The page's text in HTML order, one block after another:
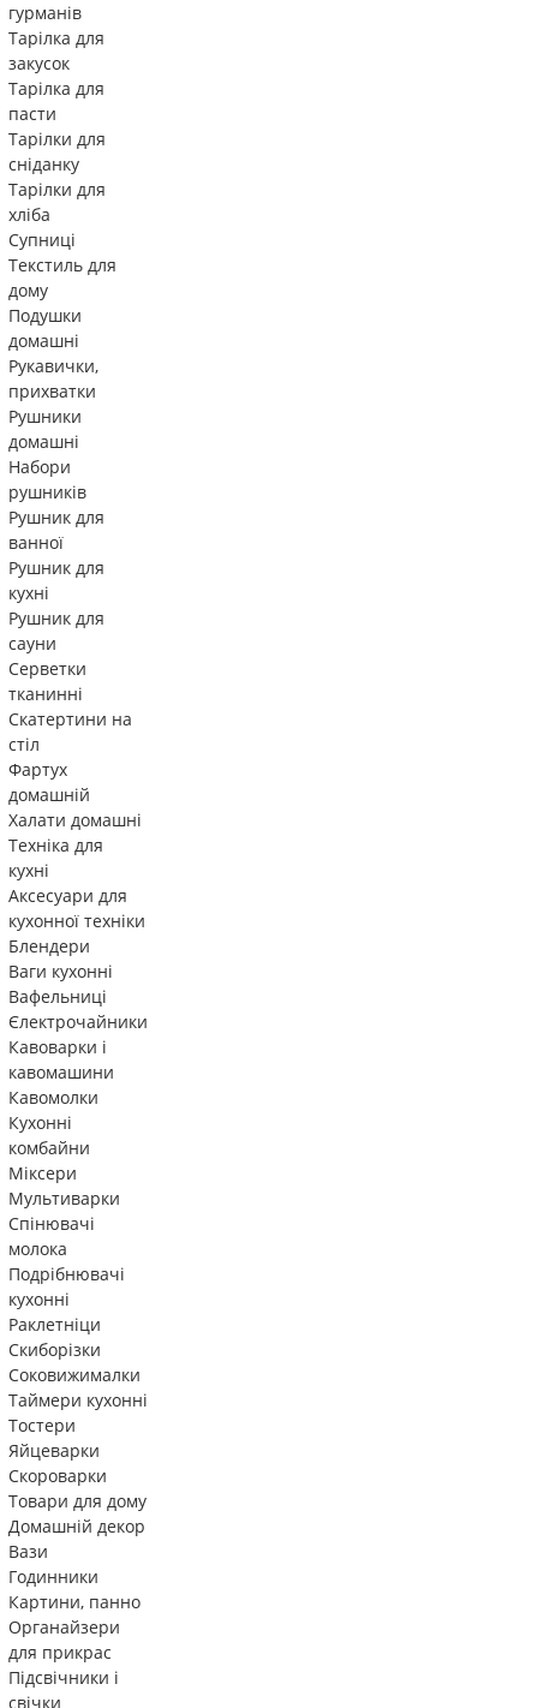
гурманів
Тарілка для
закусок
Тарілка для
пасти
Тарілки для
сніданку
Тарілки для
хліба
Супниці
Текстиль для
дому
Подушки
домашні
Рукавички,
прихватки
Рушники
домашні
Набори
рушників
Рушник для
ванної
Рушник для
кухні
Рушник для
сауни
Серветки
тканинні
Скатертини на
стіл
Фартух
домашній
Халати домашні
Техніка для
кухні
Аксесуари для
кухонної техніки
Блендери
Ваги кухонні
Вафельниці
Єлектрочайники
Кавоварки і
кавомашини
Кавомолки
Кухонні
комбайни
Міксери
Мультиварки
Спінювачі
молока
Подрібнювачі
кухонні
Раклетніци
Скиборізки
Соковижималки
Таймери кухонні
Тостери
Яйцеварки
Скороварки
Товари для дому
Домашній декор
Вази
Годинники
Картини, панно
Органайзери
для прикрас
Підсвічники і
свічки